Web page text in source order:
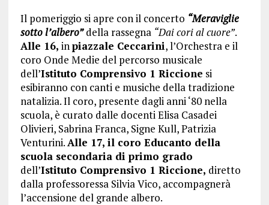
Il pomeriggio si apre con il concerto “Meraviglie
sotto l’albero”della rassegna “Dai cori al cuore”.
Alle 16, in piazzale Ceccarini, l’Orchestra e il
coro Onde Medie del percorso musicale
dell’Istituto Comprensivo 1 Riccione si
esibiranno con canti e musiche della tradizione
natalizia. Il coro, presente dagli anni ‘80 nella
scuola, è curato dalle docenti Elisa Casadei
Olivieri, Sabrina Franca, Signe Kull, Patrizia
Venturini. Alle 17, il coro Educanto della
scuola secondaria di primo grado
dell’Istituto Comprensivo 1 Riccione, diretto
dalla professoressa Silvia Vico, accompagnerà
l’accensione del grande albero.